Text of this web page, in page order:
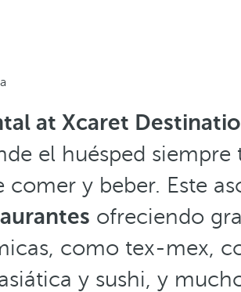
at Xcaret
el huésped
comer y beber. Este
ofreciendo
como tex-mex,
y sushi, y